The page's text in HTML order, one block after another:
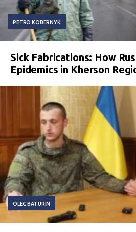
PETRO KOBERNYK
Sick Fabrications: How
Epidemics in Kherson
OLEG BATURIN